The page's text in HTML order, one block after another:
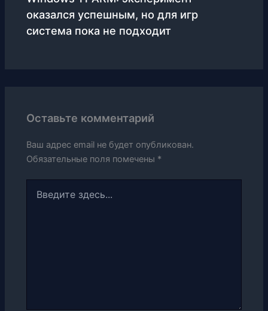
оказался успешным, но для игр
система пока не подходит
Оставьте комментарий
Ваш адрес email не будет опубликован.
Обязательные поля помечены *
здесь...